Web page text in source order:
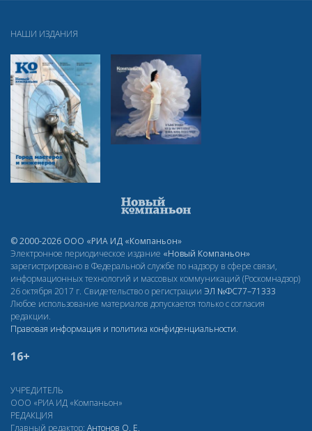
НАШИ ИЗДАНИЯ
© 2000-2026 ООО «РИА ИД «Компаньон»
Электронное периодическое издание «Новый Компаньон»
зарегистрировано в Федеральной службе по надзору в сфере связи,
информационных технологий и массовых коммуникаций (Роскомнадзор)
26 октября 2017 г. Свидетельство о регистрации ЭЛ №ФС77–71333
Любое использование материалов допускается только с согласия
редакции.
Правовая информация и политика конфиденциальности.
16+
УЧРЕДИТЕЛЬ
ООО «РИА ИД «Компаньон»
РЕДАКЦИЯ
Главный редактор: Антонов О. Е.